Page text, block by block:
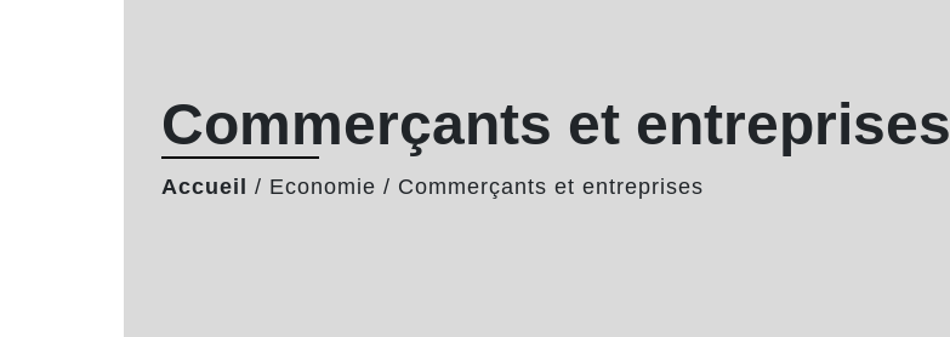
Commerçants et entreprises
Accueil / Economie / Commerçants et entreprises